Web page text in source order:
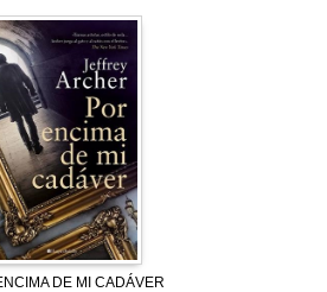
DE MI CADÁVER